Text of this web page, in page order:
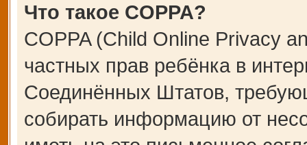
Что такое COPPA?
COPPA (Child Online Privacy
частных прав ребёнка в
Соединённых Штатов,
собирать информацию от